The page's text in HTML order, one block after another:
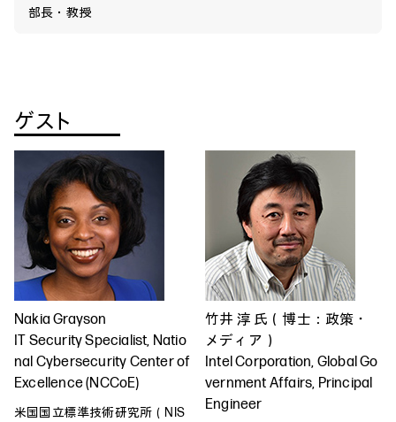
部長・教授
ゲスト
Nakia Grayson
IT Security Specialist, Natio
nal Cybersecurity Center of
Excellence (NCCoE)
米国国立標準技術研究所（NIS
竹井 淳 氏（博士：政策・
メディア）
Intel Corporation, Global Go
vernment Affairs, Principal
Engineer